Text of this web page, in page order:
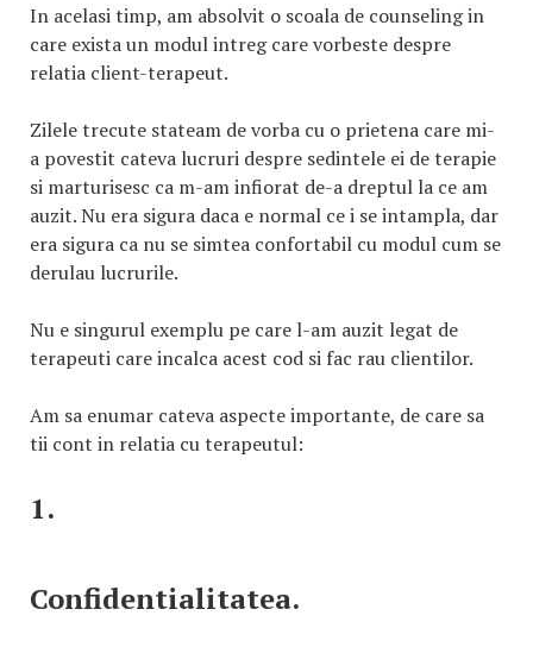
In acelasi timp, am absolvit o scoala de counseling in
care exista un modul intreg care vorbeste despre
relatia client-terapeut.
Zilele trecute stateam de vorba cu o prietena care mi-
a povestit cateva lucruri despre sedintele ei de terapie
si marturisesc ca m-am infiorat de-a dreptul la ce am
auzit. Nu era sigura daca e normal ce i se intampla, dar
era sigura ca nu se simtea confortabil cu modul cum se
derulau lucrurile.
Nu e singurul exemplu pe care l-am auzit legat de
terapeuti care incalca acest cod si fac rau clientilor.
Am sa enumar cateva aspecte importante, de care sa
tii cont in relatia cu terapeutul:
1.
Confidentialitatea.